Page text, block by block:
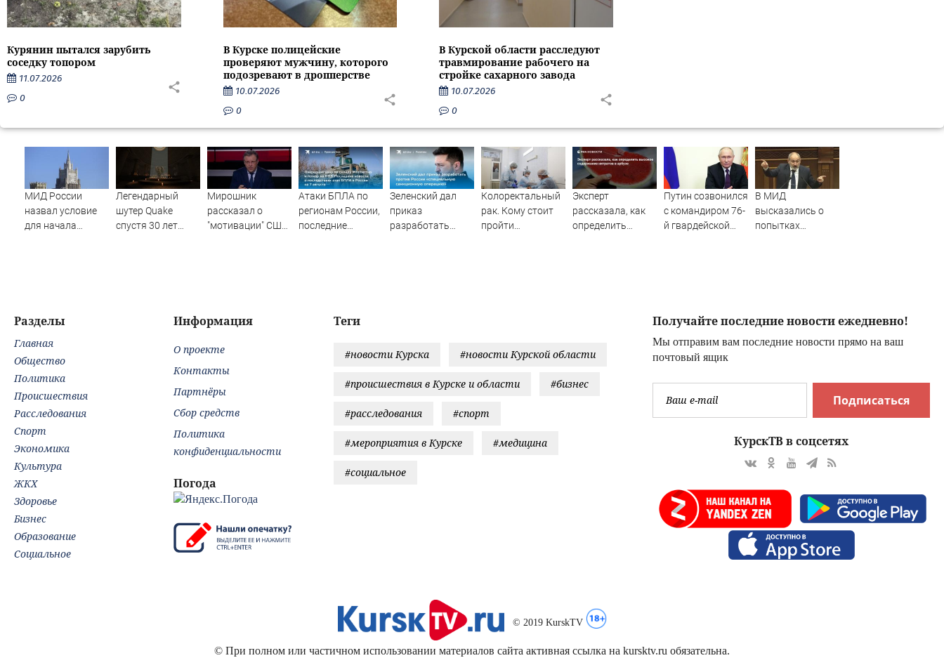
Курянин пытался зарубить
соседку топором
11.07.2026
0
В Курске полицейские
проверяют мужчину, которого
подозревают в дропперстве
10.07.2026
0
В Курской области расследуют
травмирование рабочего на
стройке сахарного завода
10.07.2026
0
МИД России
назвал условие
для начала
Легендарный
шутер Quake
спустя 30 лет
Мирошник
рассказал о
"мотивации" США
Атаки БПЛА по
регионам России,
последние
пострадавших
Зеленский дал
приказ
разработать
Колоректальный
рак. Кому стоит
пройти
Эксперт
рассказала, как
определить
Путин созвонился
с командиром 76-
й гвардейской
В МИД
высказались о
попытках
Получайте последние новости ежедневно!
Мы отправим вам последние новости прямо на ваш
почтовый ящик
Подписаться
КурскТВ в соцсетях
Теги
#новости Курска #новости Курской области
#происшествия в Курске и области #бизнес
#расследования #спорт
#мероприятия в Курске #медицина
#социальное
Разделы
Главная
Общество
Политика
Происшествия
Расследования
Спорт
Экономика
Культура
ЖКХ
Здоровье
Бизнес
Образование
Социальное
Информация
О проекте
Контакты
Партнёры
Сбор средств
Политика
конфиденциальности
Погода
© 2019 KurskTV
© При полном или частичном использовании материалов сайта активная ссылка на kursktv.ru обязательна.